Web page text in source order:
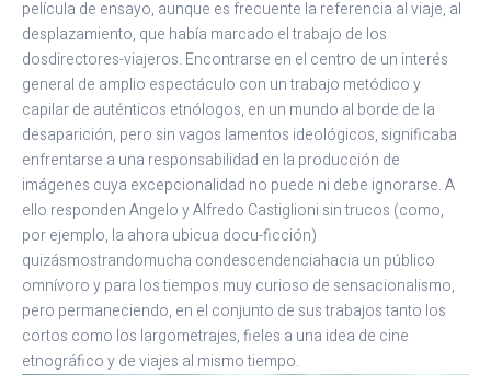
película de ensayo, aunque es frecuente la referencia al viaje, al
desplazamiento, que había marcado el trabajo de los
dosdirectores-viajeros. Encontrarse en el centro de un interés
general de amplio espectáculo con un trabajo metódico y
capilar de auténticos etnólogos, en un mundo al borde de la
desaparición, pero sin vagos lamentos ideológicos, significaba
enfrentarse a una responsabilidad en la producción de
imágenes cuya excepcionalidad no puede ni debe ignorarse. A
ello responden Angelo y Alfredo Castiglioni sin trucos (como,
por ejemplo, la ahora ubicua docu-ficción)
quizásmostrandomucha condescendenciahacia un público
omnívoro y para los tiempos muy curioso de sensacionalismo,
pero permaneciendo, en el conjunto de sus trabajos tanto los
cortos como los largometrajes, fieles a una idea de cine
etnográfico y de viajes al mismo tiempo.